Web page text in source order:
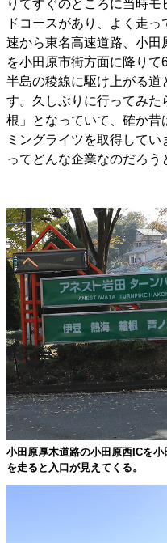
りてすぐのところに当時
ドコースがあり、よく走
速から東名高速道路、小田
を小田原市街方面に降り
半島の稜線に駆け上がる道
す。久しぶりに行ってみた
根」となっていて、確か
ミングライツを取得してい
ってどんな企業なのだろう
小田原厚木道路の小田原西ICを
を走ると入口が見えてくる。